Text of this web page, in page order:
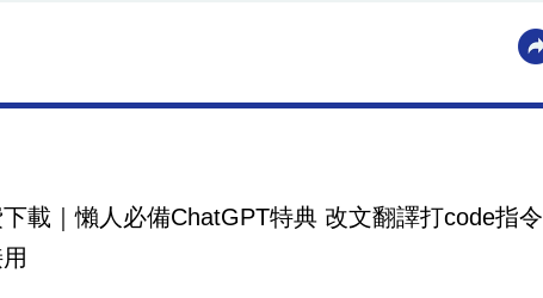
載｜懶人必備ChatGPT特典 改文翻譯打code指令